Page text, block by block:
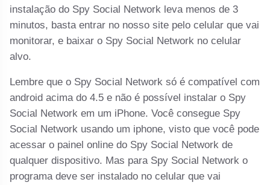
instalação do Spy Social Network leva menos de 3
minutos, basta entrar no nosso site pelo celular que vai
monitorar, e baixar o Spy Social Network no celular
alvo.
Lembre que o Spy Social Network só é compatível com
android acima do 4.5 e não é possível instalar o Spy
Social Network em um iPhone. Você consegue Spy
Social Network usando um iphone, visto que você pode
acessar o painel online do Spy Social Network de
qualquer dispositivo. Mas para Spy Social Network o
programa deve ser instalado no celular que vai